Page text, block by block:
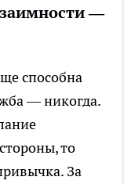
—
способна
— никогда.
то
За